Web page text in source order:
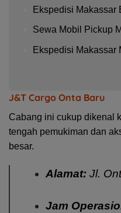
Ekspedisi Makassar
Sewa Mobil Pickup
Ekspedisi Makassar
J&T Cargo Onta Baru
Cabang ini cukup dikenal
tengah pemukiman dan
besar.
Alamat:Jl.
Jam